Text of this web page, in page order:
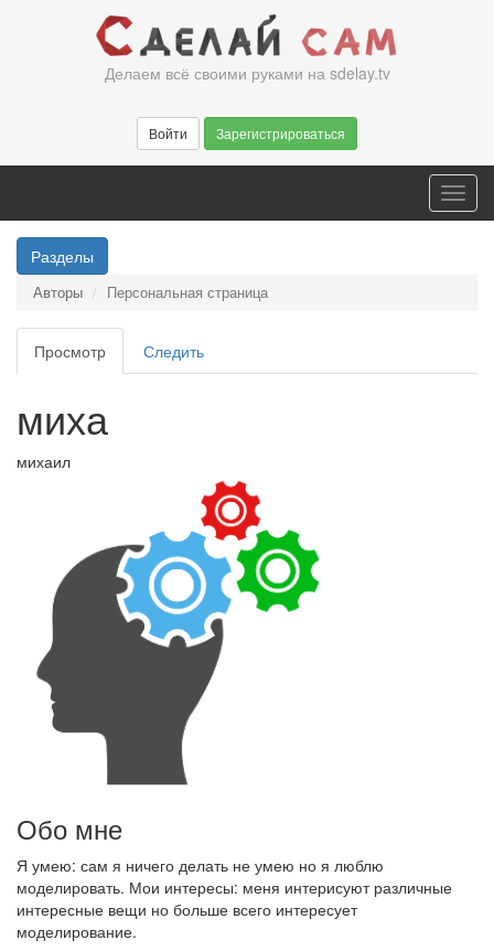
Делаем всё своими руками на sdelay.tv
Войти Зарегистрироваться
Разделы
Авторы Персональная страница
Главные
вкладки
Просмотр (активная
вкладка)
Следить
миха
михаил
Обо мне
Я умею: сам я ничего делать не умею но я люблю
моделировать. Мои интересы: меня интерисуют различные
интересные вещи но больше всего интересует
моделирование.